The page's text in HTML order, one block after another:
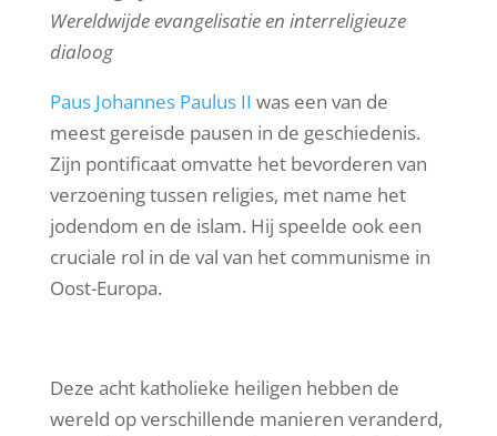
Wereldwijde evangelisatie en interreligieuze
dialoog
Paus Johannes Paulus II was een van de
meest gereisde pausen in de geschiedenis.
Zijn pontificaat omvatte het bevorderen van
verzoening tussen religies, met name het
jodendom en de islam. Hij speelde ook een
cruciale rol in de val van het communisme in
Oost-Europa.
Deze acht katholieke heiligen hebben de
wereld op verschillende manieren veranderd,